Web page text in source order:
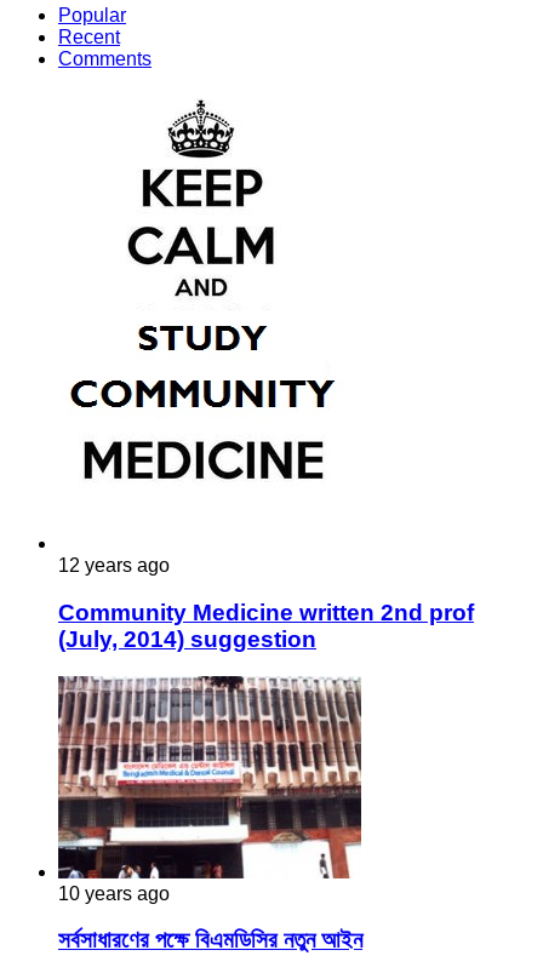
Popular
Recent
Comments
12 years ago
Community Medicine written 2nd prof
(July, 2014) suggestion
10 years ago
সর্বসাধারণের পক্ষে বিএমডিসির নতুন আইন